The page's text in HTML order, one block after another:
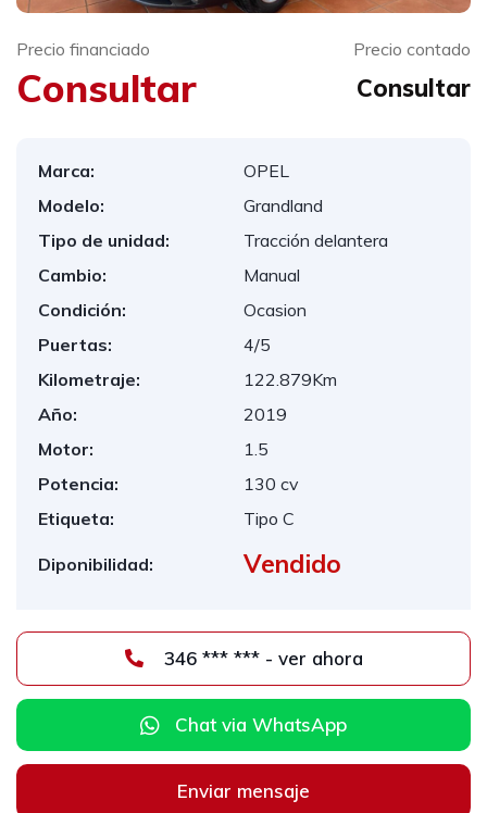
Precio financiado
Consultar
Precio contado
Consultar
Marca:
OPEL
Modelo:
Grandland
Tipo de unidad:
Tracción delantera
Cambio:
Manual
Condición:
Ocasion
Puertas:
4/5
Kilometraje:
122.879Km
Año:
2019
Motor:
1.5
Potencia:
130 cv
Etiqueta:
Tipo C
Diponibilidad: Vendido
346 *** *** - ver ahora
Chat via WhatsApp
Enviar mensaje